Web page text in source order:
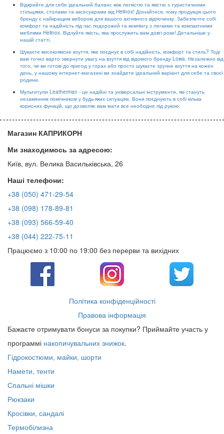
Відкрийте для себе ідеальний баланс між легкістю та якістю з туристичними
стільцями, столами та аксесуарами від Helinox! Дізнайтеся, чому продукція цього
бренду є найкращим вибором для вашого активного відпочинку. Забезпечте собі
комфорт та надійність під час подорожей та кемпінгу з легкими та компактними
меблями Helinox. Відчуйте якість, яка прослужить вам довгі роки! Детальніше у
нашій статті.
Шукаєте високоякісне взуття, яке поєднує в собі надійність, комфорт та стиль? Тоді
вам точно варто звернути увагу на взуття від відомого бренду Lowa. Незалежно від
того, чи ви готові до пригод у горах або просто шукаєте зручне взуття на кожен
день, у нашому інтернет-магазині ви знайдете ідеальний варіант для себе та своєї
родини.
Мультитули Leatherman - це надійні та універсальні інструменти, які стануть
незамінним помічником у будь-яких ситуаціях. Вони поєднують в собі кілька
корисних функцій, що дозволяє вам мати все необхідне під рукою.
Магазин КАПРИКОРН
Ми знаходимось за адресою:
Київ, вул. Велика Васильківська, 26
Наші телефони:
+38 (050) 471-29-54
+38 (098) 178-89-81
+38 (093) 566-59-40
+38 (044) 222-75-11
Працюємо з 10:00 по 19:00 без перерви та вихідних
Політика конфіденційності
Правова інформація
Бажаєте отримувати бонуси за покупки? Приймайте участь у
программі накопичувальних знижок.
Гідрокостюми, майки, шорти
Намети, тенти
Спальні мішки
Рюкзаки
Кросівки, сандалі
Термобілизна